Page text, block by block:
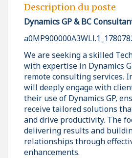
Description du poste
Dynamics GP & BC
We are seeking a skilled
with expertise in Dynamics
remote consulting services.
will deeply engage with
their use of Dynamics GP,
receive tailored solutions
and drive productivity. The
delivering results and
relationships through
enhancements.